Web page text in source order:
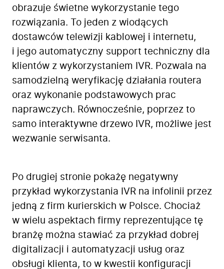
obrazuje świetne wykorzystanie tego
rozwiązania. To jeden z wiodących
dostawców telewizji kablowej i internetu,
i jego automatyczny support techniczny dla
klientów z wykorzystaniem IVR. Pozwala na
samodzielną weryfikację działania routera
oraz wykonanie podstawowych prac
naprawczych. Równocześnie, poprzez to
samo interaktywne drzewo IVR, możliwe jest
wezwanie serwisanta.
Po drugiej stronie pokażę negatywny
przykład wykorzystania IVR na infolinii przez
jedną z firm kurierskich w Polsce. Chociaż
w wielu aspektach firmy reprezentujące tę
branżę można stawiać za przykład dobrej
digitalizacji i automatyzacji usług oraz
obsługi klienta, to w kwestii konfiguracji